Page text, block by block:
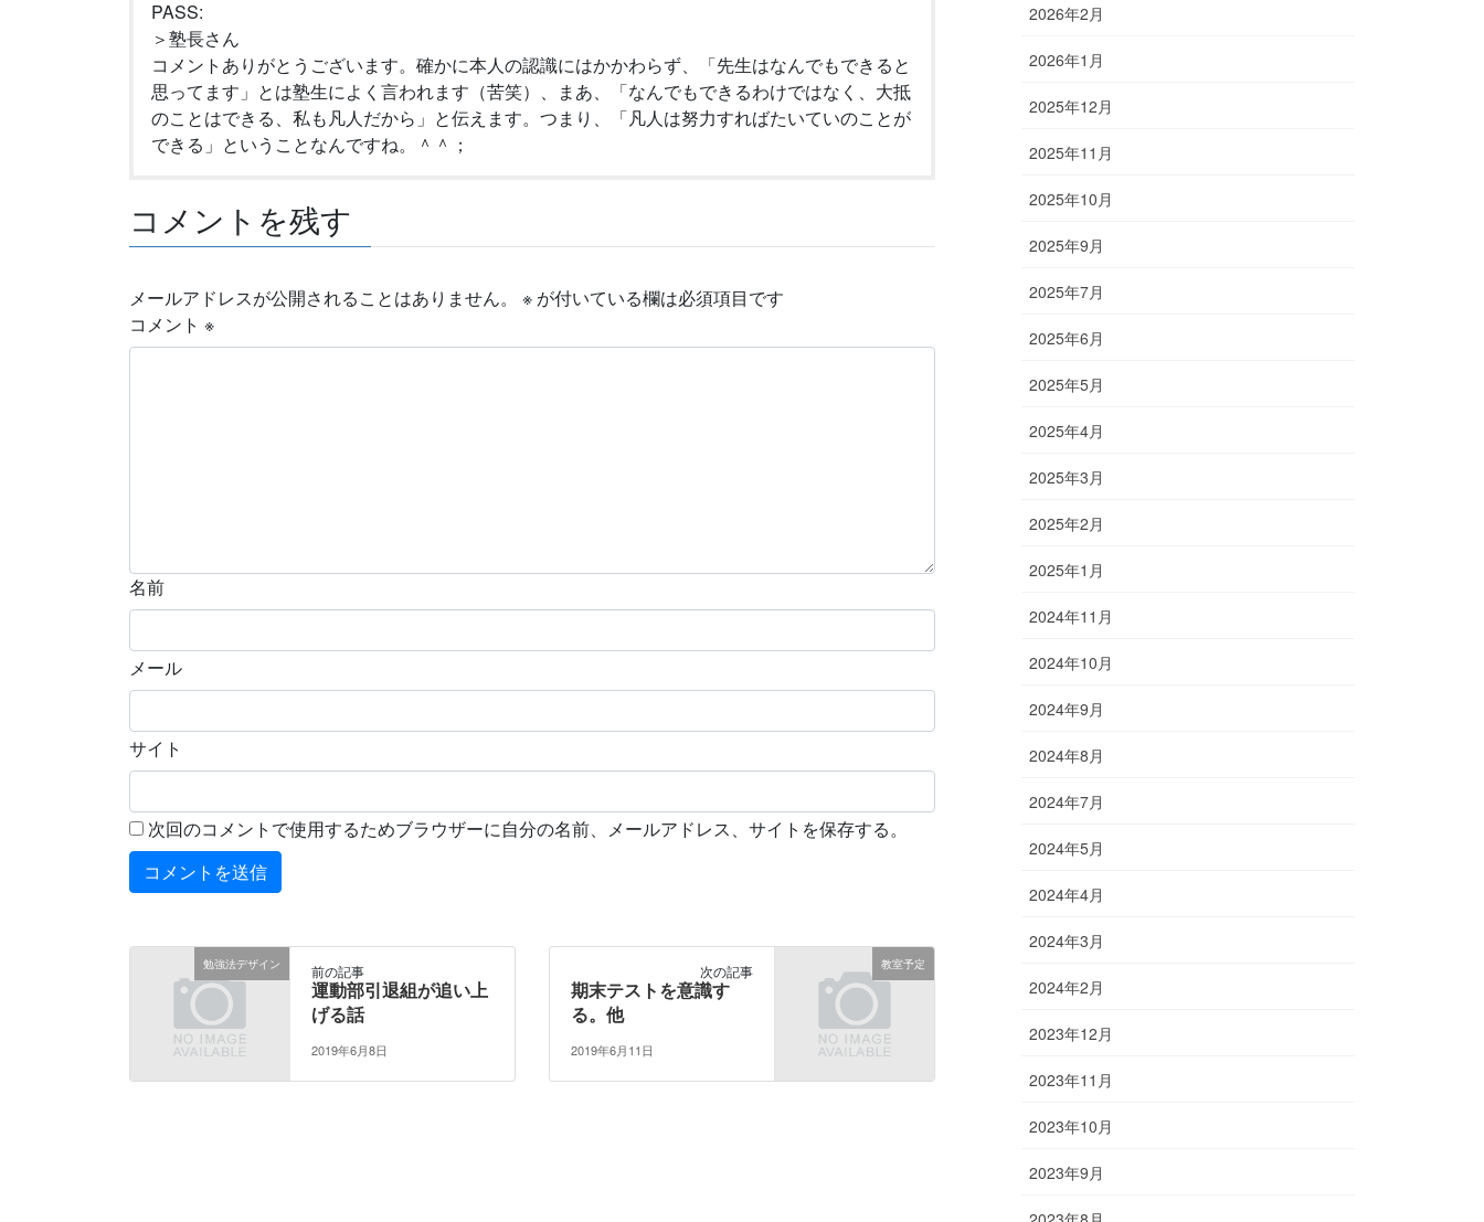
PASS:
＞塾長さん
コメントありがとうございます。確かに本人の認識にはかかわらず、「先生はなんでもできると
思ってます」とは塾生によく言われます（苦笑）、まあ、「なんでもできるわけではなく、大抵
のことはできる、私も凡人だから」と伝えます。つまり、「凡人は努力すればたいていのことが
できる」ということなんですね。＾＾；
コメントを残す
メールアドレスが公開されることはありません。 ※ が付いている欄は必須項目です
コメント ※
名前
メール
サイト
次回のコメントで使用するためブラウザーに自分の名前、メールアドレス、サイトを保存する。
勉強法デザイン 前の記事
運動部引退組が追い上
げる話
2019年6月8日
教室予定
次の記事
期末テストを意識す
る。他
2019年6月11日
2026年2月
2026年1月
2025年12月
2025年11月
2025年10月
2025年9月
2025年7月
2025年6月
2025年5月
2025年4月
2025年3月
2025年2月
2025年1月
2024年11月
2024年10月
2024年9月
2024年8月
2024年7月
2024年5月
2024年4月
2024年3月
2024年2月
2023年12月
2023年11月
2023年10月
2023年9月